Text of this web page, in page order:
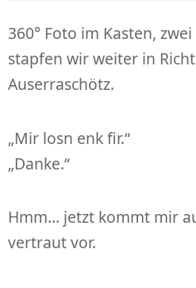
360° Foto im Kasten,
stapfen wir weiter in
Auserraschötz.
„Mir losn enk fir.“
„Danke.“
Hmm… jetzt kommt mir
vertraut vor.